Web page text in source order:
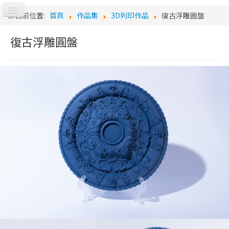
切
換
覽
Log
o
你目前位置: 首頁 作品集 3D列印作品 復古浮雕圓盤
復古浮雕圓盤